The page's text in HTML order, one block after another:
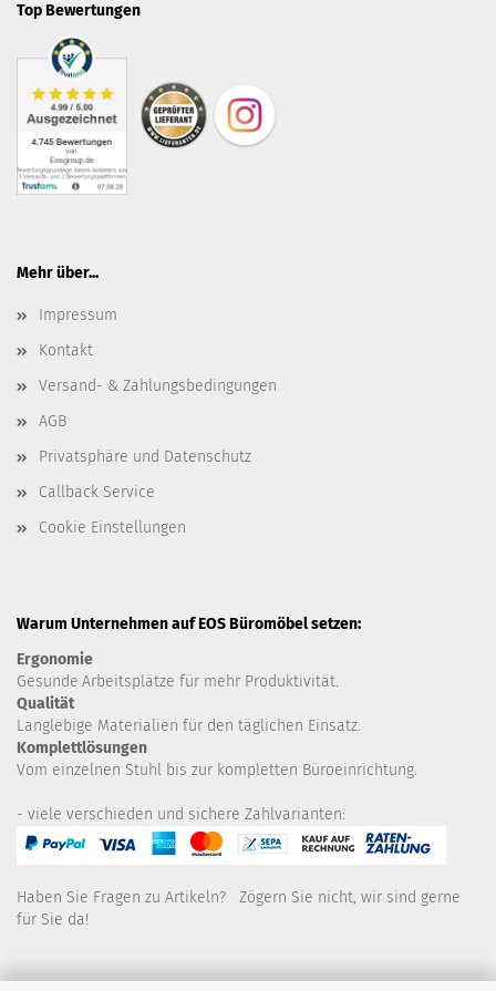
Top Bewertungen
Mehr über...
Impressum
Kontakt
Versand- & Zahlungsbedingungen
AGB
Privatsphäre und Datenschutz
Callback Service
Cookie Einstellungen
Warum Unternehmen auf EOS Büromöbel setzen:
Ergonomie
Gesunde Arbeitsplätze für mehr Produktivität.
Qualität
Langlebige Materialien für den täglichen Einsatz.
Komplettlösungen
Vom einzelnen Stuhl bis zur kompletten Büroeinrichtung.
- viele verschieden und sichere Zahlvarianten:
Haben Sie Fragen zu Artikeln? Zögern Sie nicht, wir sind gerne
für Sie da!